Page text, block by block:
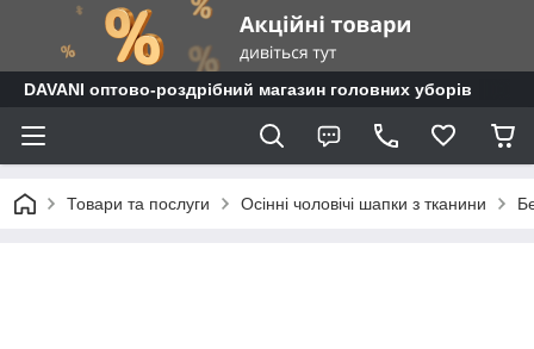
DAVANI оптово-роздрібний магазин головних уборів
Товари та послуги Осінні чоловічі шапки з тканини